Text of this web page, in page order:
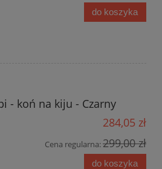
do koszyka
- koń na kiju - Czarny
284,05 zł
Cena regularna:299,00 zł
do koszyka